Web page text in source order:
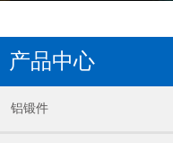
产品中心
铝锻件